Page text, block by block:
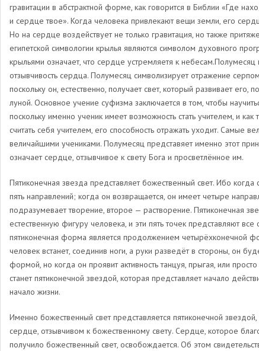
гравитации в абстрактной форме, как говорится в Библии «Где
и сердце твое». Когда человека привлекают вещи земли, его
Но на сердце воздействует не только гравитация, но также
египетской символогии крылья являются символом духовного
крыльями означает, что сердце устремляетя к небесам.Полумесяц
отзывчивость сердца. Полумесяц символизирует отражение
поскольку он, естественно, получает свет, который развивает его,
луной. Основное учение суфизма заключается в том, чтобы
поскольку именно ученик имеет возможность стать учителем, и как
считать себя учителем, его способность отражать уходит. Самые
величайшими учениками. Полумесяц представяет именно этот
означает сердце, отзывчивое к свету Бога и просветлённое им.
Пятиконечная звезда представляет божественный свет. Ибо когда
пять направлений; когда он возвращается, он имеет четыре
подразумевает творение, второе — растворение. Пятиконечная
естественную фигуру человека, и эти пять точек представляют
пятиконечная форма является продолжением четырёхконечной
человек встанет, соединив ноги, а руки разведёт в стороны, он
формой, но когда он проявит активность танцуя, прыгая, или
станет пятиконечной звездой, которая представляет начало
начало жизни.
Именно божественный свет представляется пятиконечной
сердце, отзывчивом к божественному свету. Сердце, которое
получило божественный свет, освобождается. Об этом